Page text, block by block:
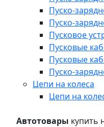
Пуско-
Пуско-
Пусковое
Пусковые
Пусковые
Пуско-
Цепи на колеса
Цепи на
Автотовары купить